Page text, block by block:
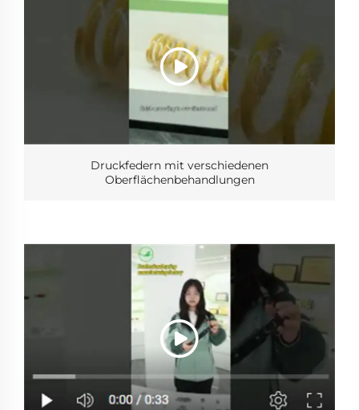
Druckfedern mit verschiedenen
Oberflächenbehandlungen